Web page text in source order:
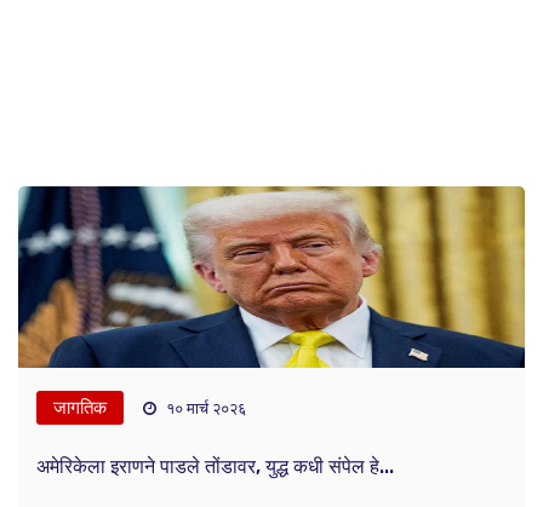
जागतिक १० मार्च २०२६
अमेरिकेला इराणने पाडले तोंडावर, युद्ध कधी संपेल हे...